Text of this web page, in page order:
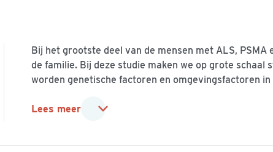
Bij het grootste deel van de mensen met ALS,
de familie. Bij deze studie maken we op grote schaal
worden genetische factoren en omgevingsfactoren
Lees meer